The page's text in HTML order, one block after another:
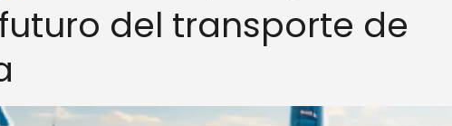
del transporte de